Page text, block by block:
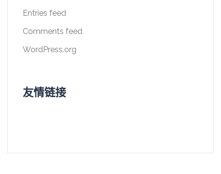
Entries feed
Comments feed
WordPress.org
友情链接